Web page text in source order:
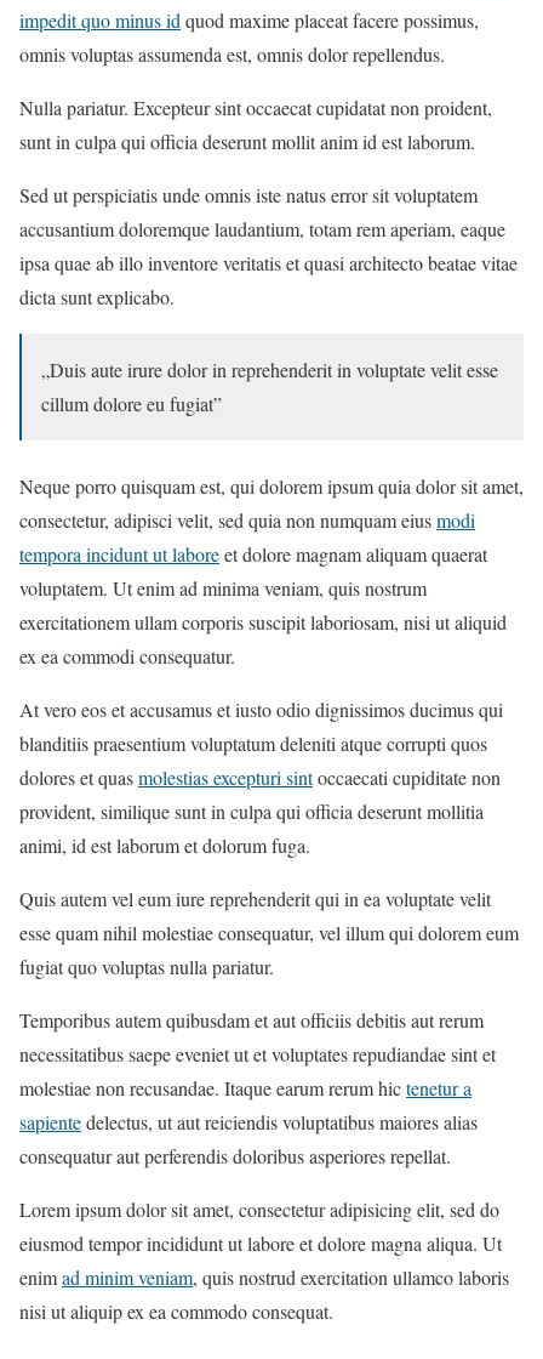
impedit quo minus id quod maxime placeat facere possimus,
omnis voluptas assumenda est, omnis dolor repellendus.
Nulla pariatur. Excepteur sint occaecat cupidatat non proident,
sunt in culpa qui officia deserunt mollit anim id est laborum.
Sed ut perspiciatis unde omnis iste natus error sit voluptatem
accusantium doloremque laudantium, totam rem aperiam, eaque
ipsa quae ab illo inventore veritatis et quasi architecto beatae vitae
dicta sunt explicabo.
„Duis aute irure dolor in reprehenderit in voluptate velit esse
cillum dolore eu fugiat”
Neque porro quisquam est, qui dolorem ipsum quia dolor sit amet,
consectetur, adipisci velit, sed quia non numquam eiusmodi
tempora incidunt ut laboreet dolore magnam aliquam quaerat
voluptatem. Ut enim ad minima veniam, quis nostrum
exercitationem ullam corporis suscipit laboriosam, nisi ut aliquid
ex ea commodi consequatur.
At vero eos et accusamus et iusto odio dignissimos ducimus qui
blanditiis praesentium voluptatum deleniti atque corrupti quos
dolores et quasmolestias excepturi sintoccaecati cupiditate non
provident, similique sunt in culpa qui officia deserunt mollitia
animi, id est laborum et dolorum fuga.
Quis autem vel eum iure reprehenderit qui in ea voluptate velit
esse quam nihil molestiae consequatur, vel illum qui dolorem eum
fugiat quo voluptas nulla pariatur.
Temporibus autem quibusdam et aut officiis debitis aut rerum
necessitatibus saepe eveniet ut et voluptates repudiandae sint et
molestiae non recusandae. Itaque earum rerum hictenetur a
sapientedelectus, ut aut reiciendis voluptatibus maiores alias
consequatur aut perferendis doloribus asperiores repellat.
Lorem ipsum dolor sit amet, consectetur adipisicing elit, sed do
eiusmod tempor incididunt ut labore et dolore magna aliqua. Ut
enimad minim veniam, quis nostrud exercitation ullamco laboris
nisi ut aliquip ex ea commodo consequat.